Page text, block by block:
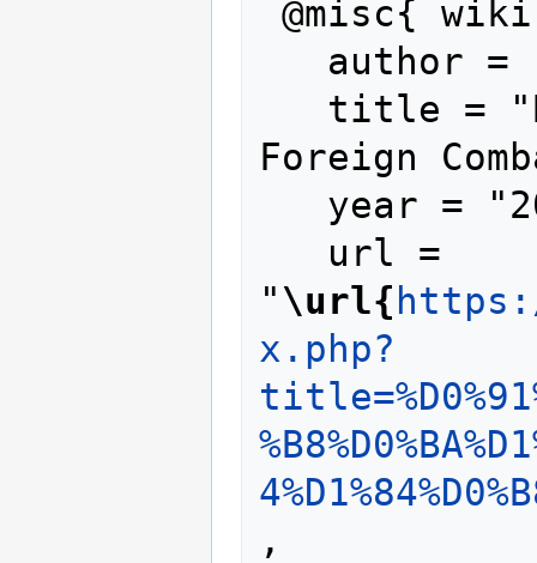
Foreign
"\url{
x.php?
,